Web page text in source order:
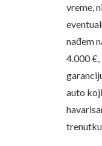
vreme,
nađem
4.000
auto